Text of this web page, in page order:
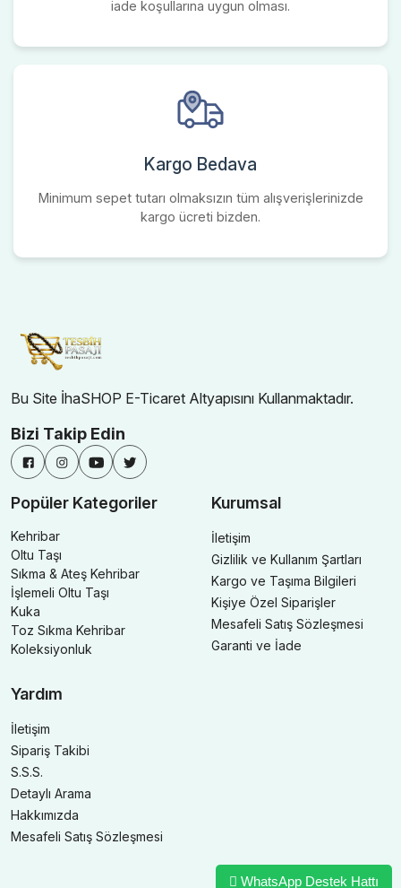
iade koşullarına uygun olması.
Kargo Bedava
Minimum sepet tutarı olmaksızın tüm alışverişlerinizde
kargo ücreti bizden.
Bu Site İhaSHOP E-Ticaret Altyapısını Kullanmaktadır.
Bizi Takip Edin
Popüler Kategoriler
Kehribar
Oltu Taşı
Sıkma & Ateş Kehribar
İşlemeli Oltu Taşı
Kuka
Toz Sıkma Kehribar
Koleksiyonluk
Kurumsal
İletişim
Gizlilik ve Kullanım Şartları
Kargo ve Taşıma Bilgileri
Kişiye Özel Siparişler
Mesafeli Satış Sözleşmesi
Garanti ve İade
Yardım
İletişim
Sipariş Takibi
S.S.S.
Detaylı Arama
Hakkımızda
Mesafeli Satış Sözleşmesi
WhatsApp Destek Hattı